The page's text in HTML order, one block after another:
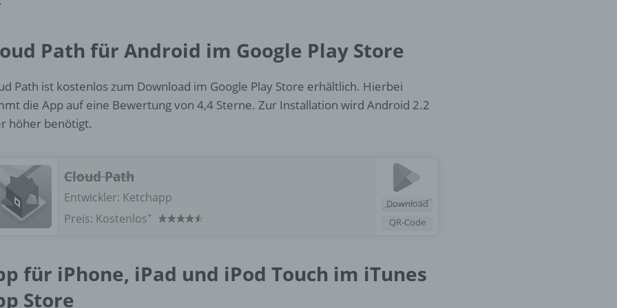
Path für Android im Google Play Store
Path ist kostenlos zum Download im Google Play Store erhältlich. Hierbei
die App auf eine Bewertung von 4,4 Sterne. Zur Installation wird Android 2.2
höher benötigt.
Download
QR-Code
Cloud Path
Entwickler: Ketchapp
Preis: Kostenlos+
für iPhone, iPad und iPod Touch im iTunes
Store
personenbezogener Daten mit dem Ziel, ihre künftige Verarbeitung
e) Profiling
personenbezogenen Daten verwendet werden, um bestimmte
persönliche Aspekte, die sich auf eine natürliche Person beziehen,
zu bewerten, insbesondere, um Aspekte bezüglich Arbeitsleistung,
wirtschaftlicher Lage, Gesundheit, persönlicher Vorlieben, Interessen,
Zuverlässigkeit, Verhalten, Aufenthaltsort oder Ortswechsel dieser
f) Pseudonymisierung